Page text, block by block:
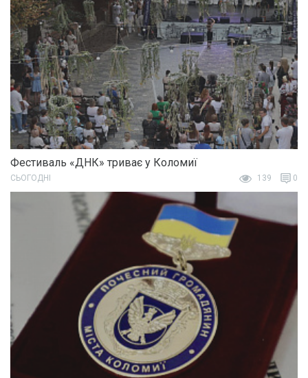
Фестиваль «ДНК» триває у Коломиї
СЬОГОДНІ 139 0